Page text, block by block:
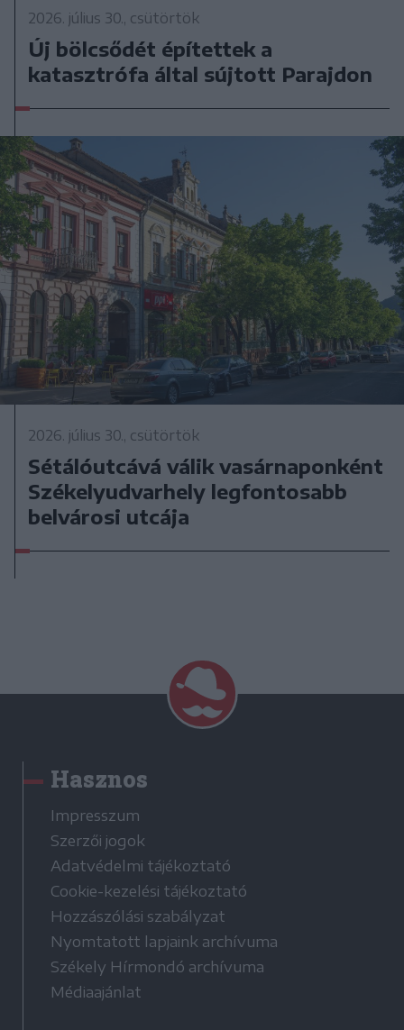
2026. július 30., csütörtök
Új bölcsődét építettek a
katasztrófa által sújtott Parajdon
2026. július 30., csütörtök
Sétálóutcává válik vasárnaponként
Székelyudvarhely legfontosabb
belvárosi utcája
Hasznos
Impresszum
Szerzői jogok
Adatvédelmi tájékoztató
Cookie-kezelési tájékoztató
Hozzászólási szabályzat
Nyomtatott lapjaink archívuma
Székely Hírmondó archívuma
Médiaajánlat